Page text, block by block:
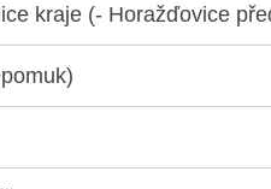
kraje (- Horažďovice